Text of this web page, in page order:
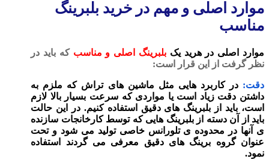
موارد اصلی و مهم در خرید بلبرینگ
مناسب
موارد اصلی در هرید یک بلبرینگ اصلی و مناسبکه باید در
نظر گرفت از این قرار است:
دقت: در کاربرد هایی مثل ماشین‌ های تراش که ملزم به
داشتن دقت زیاد است یا مواردی که سرعت بسیار بالا لازم
است، باید از بلبرینگ های دقیق استفاده کنیم. در این حالت
باید از آن دسته از بلبرینگ هایی که توسط کارخانجات سازنده
ی آنها در محدوده ی تلورانس خاصی تولید می‌ شود و تحت
عنوان گروه برینگ های دقیق معرفی می‌ گردند استفاده
نمود.